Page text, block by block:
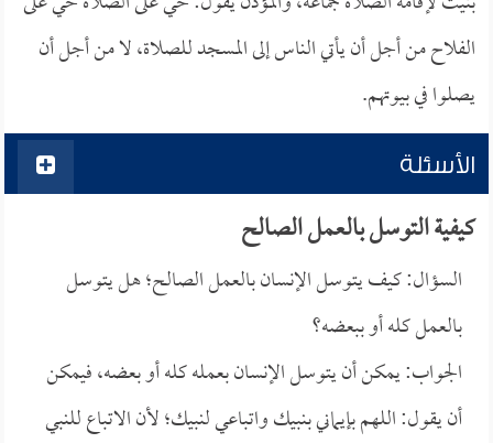
الفلاح من أجل أن يأتي الناس إلى المسجد للصلاة، لا من أجل أن
يصلوا في بيوتهم.
الأسئلة
كيفية التوسل بالعمل الصالح
السؤال: كيف يتوسل الإنسان بالعمل الصالح؛ هل يتوسل
بالعمل كله أو ببعضه؟
الجواب: يمكن أن يتوسل الإنسان بعمله كله أو بعضه، فيمكن
أن يقول: اللهم بإيماني بنبيك واتباعي لنبيك؛ لأن الاتباع للنبي